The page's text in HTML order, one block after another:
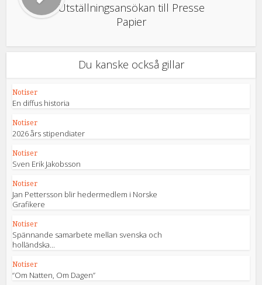
Utställningsansökan till Presse
Papier
Du kanske också gillar
Notiser
En diffus historia
Notiser
2026 års stipendiater
Notiser
Sven Erik Jakobsson
Notiser
Jan Pettersson blir hedermedlem i Norske
Grafikere
Notiser
Spännande samarbete mellan svenska och
holländska...
Notiser
“Om Natten, Om Dagen”